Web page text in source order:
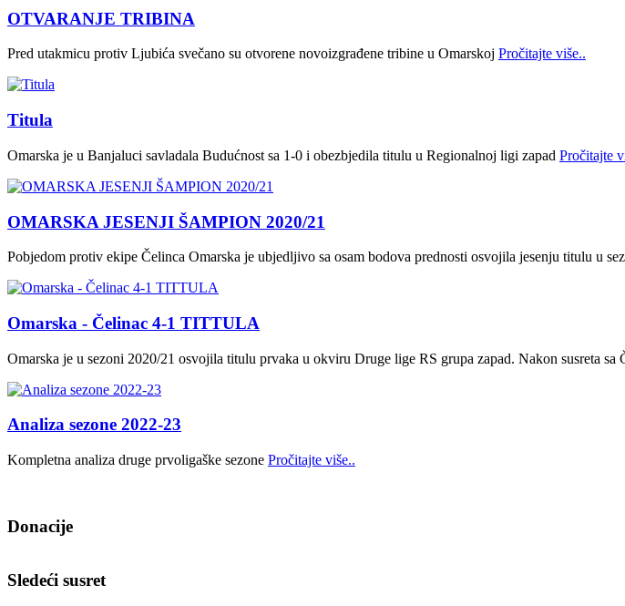
OTVARANJE TRIBINA
Pred utakmicu protiv Ljubića svečano su otvorene novoizgrađene tribine u Omarskoj Pročitajte više..
Titula
Omarska je u Banjaluci savladala Budućnost sa 1-0 i obezbjedila titulu u Regionalnoj ligi zapad Pročitajte
OMARSKA JESENJI ŠAMPION 2020/21
Pobjedom protiv ekipe Čelinca Omarska je ubjedljivo sa osam bodova prednosti osvojila jesenju titulu u
Omarska - Čelinac 4-1 TITTULA
Omarska je u sezoni 2020/21 osvojila titulu prvaka u okviru Druge lige RS grupa zapad. Nakon susreta sa
Analiza sezone 2022-23
Kompletna analiza druge prvoligaške sezone Pročitajte više..
Donacije
Sledeći susret